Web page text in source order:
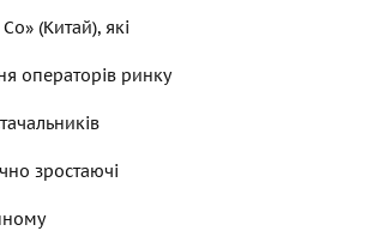
(Китай), які
операторів ринку
зростаючі